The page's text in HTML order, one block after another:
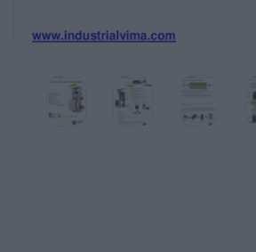
Las especificaciones están
°C /